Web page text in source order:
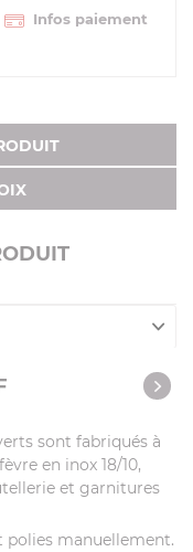
Infos paiement
sont fabriqués à
en inox 18/10,
et garnitures
polies manuellement.